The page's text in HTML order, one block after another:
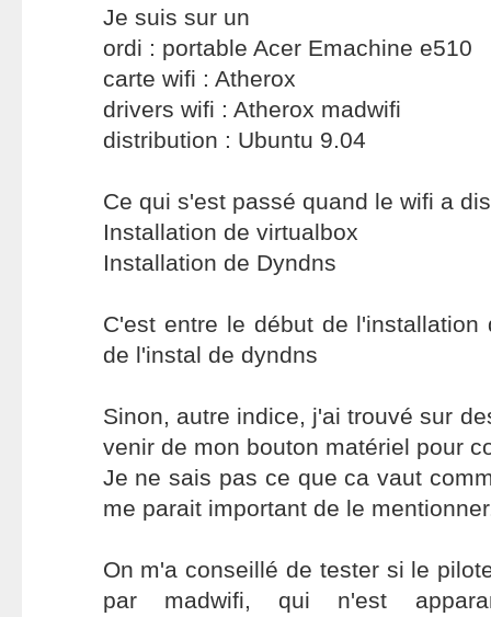
Je suis sur un
ordi : portable Acer Emachine e510
carte wifi : Atherox
drivers wifi : Atherox madwifi
distribution : Ubuntu 9.04
Ce qui s'est passé quand le wifi a
Installation de virtualbox
Installation de Dyndns
C'est entre le début de
de l'instal de dyndns
Sinon, autre indice, j'ai trouvé sur
venir de mon bouton matériel pour
Je ne sais pas ce que ca vaut
me parait important de le
On m'a conseillé de tester si le
par madwifi, qui n'est